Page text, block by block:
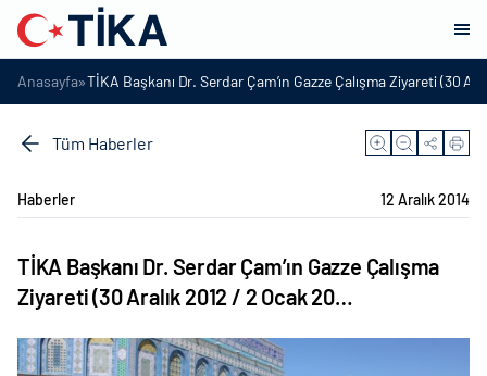
Anasayfa»TİKA Başkanı Dr. Serdar Çam’ın Gazze Çalışma Ziyareti (30
Tüm Haberler
Haberler 12 Aralık 2014
TİKA Başkanı Dr. Serdar Çam’ın Gazze Çalışma
Ziyareti (30 Aralık 2012 / 2 Ocak 20…